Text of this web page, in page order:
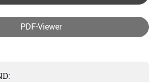
PDF-Viewer